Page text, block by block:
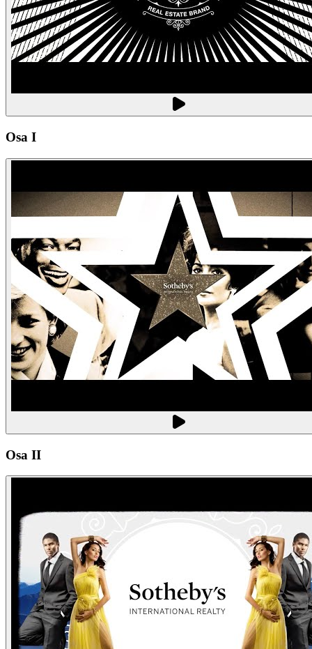
Osa I
Osa II